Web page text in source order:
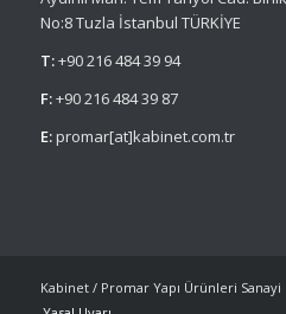
No:8 Tuzla İstanbul TÜRKİYE
T:+90 216 484 39 94
F:+90 216 484 39 87
E:promar[at]kabinet.com.tr
Kabinet / Promar Yapı Ürünleri Sanayi